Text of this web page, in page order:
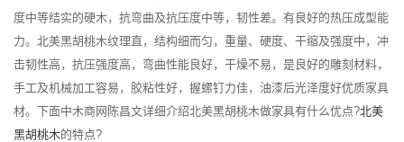
度中等结实的硬木，抗弯曲及抗压度中等，韧性差。有良好的热压成型能
力。北美黑胡桃木纹理直，结构细而匀，重量、硬度、干缩及强度中，冲
击韧性高，抗压强度高，弯曲性能良好，干燥不易，是良好的雕刻材料，
手工及机械加工容易，胶粘性好，握螺钉力佳，油漆后光泽度好优质家具
材。下面中木商网陈昌文详细介绍北美黑胡桃木做家具有什么优点?北美
黑胡桃木的特点?